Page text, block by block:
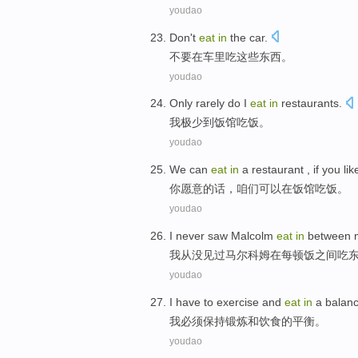
youdao
Don't eat in the car.
不要在车里吃这些东西。
youdao
Only rarely do I eat in restaurants.
我极少到饭馆吃饭。
youdao
We can eat in a restaurant if you
你愿意的话 ， 咱们可以在饭馆吃饭。
youdao
I never saw Malcolm eat in between
我从没见过马尔科姆在每顿饭之间吃
youdao
I have to exercise and eat in a
我必须保持锻炼和饮食的平衡。
youdao